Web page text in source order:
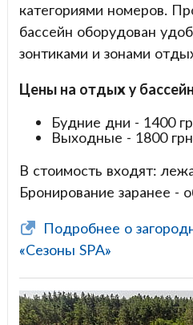
категориями номеров.
бассейн оборудован
зонтиками и зонами
Цены на отдых у
Будние дни - 1400
Выходные - 1800
В стоимость входят:
Бронирование заранее -
Подробнее о
«Сезоны SPA»